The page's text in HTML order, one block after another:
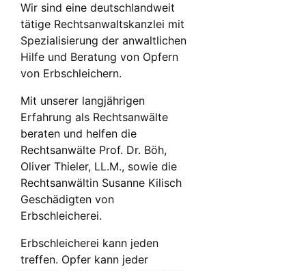
Wir sind eine deutschlandweit
tätige Rechtsanwaltskanzlei mit
Spezialisierung der anwaltlichen
Hilfe und Beratung von Opfern
von Erbschleichern.
Mit unserer langjährigen
Erfahrung als Rechtsanwälte
beraten und helfen die
Rechtsanwälte Prof. Dr. Böh,
Oliver Thieler, LL.M., sowie die
Rechtsanwältin Susanne Kilisch
Geschädigten von
Erbschleicherei.
Erbschleicherei kann jeden
treffen. Opfer kann jeder